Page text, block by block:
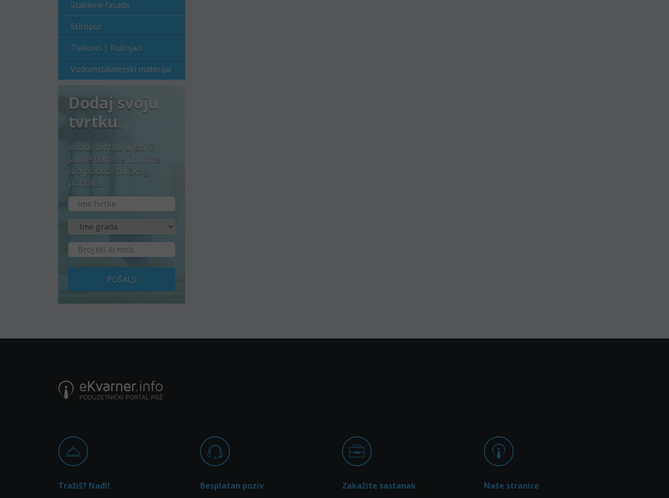
Staklene fasade
Stiropor
Tlakovci | Rubnjaci
Vodoinstalaterski materijal
Dodaj svoju
tvrtku.
Imate tvrtku u Istri?
Javite nam se i budite
dio poduzetničkog
portala!
POŠALJI
Tražiš? Nađi! Besplatan poziv Zakažite sastanak Naše stranice